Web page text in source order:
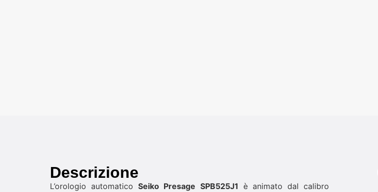
Descrizione
L’orologio automaticoSeiko Presage SPB525J1 è animato dal calibro